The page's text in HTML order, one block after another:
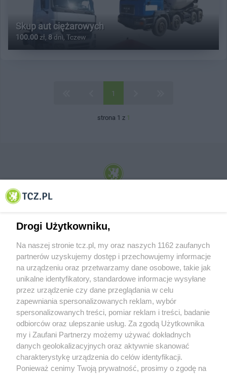
Skup aut ciężarowych
100.00 zł, 8 dni, Tczew
1
strona 1 z 1
© 2001-2026 Tczew - TCZ.PL Sp. z o.o. Internetowy Serwis Informacyjny Miasta
O FIRMIE POLITYKA PRYWATNOŚCI HOSTING
REKLAMA WSPÓŁPRACA RSS FACEBOOK KONTAKT
Nasze serwisy
Aktualności
Muzyka i kultura
Drogi Użytkowniku,
Na naszej stronie tcz.pl, my oraz naszych 1162 zaufanych
partnerów uzyskujemy dostęp i przechowujemy informacje
na urządzeniu oraz przetwarzamy dane osobowe, takie jak
unikalne identyfikatory, standardowe informacje wysyłane
przez urządzenie czy dane przeglądania w celu
zapewniania spersonalizowanych reklam, wybór
spersonalizowanych treści, pomiar reklam i treści, badanie
odbiorców oraz ulepszanie usług. Za zgodą Użytkownika
my i Zaufani Partnerzy możemy używać dokładnych
danych geolokalizacyjnych oraz aktywnie skanować
charakterystykę urządzenia do celów identyfikacji.
Ponieważ cenimy Twoją prywatność, prosimy o zgodę na